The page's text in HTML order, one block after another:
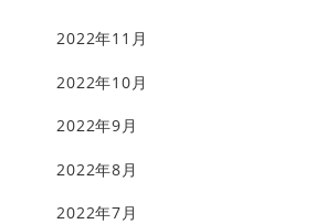
2022年11月
2022年10月
2022年9月
2022年8月
2022年7月